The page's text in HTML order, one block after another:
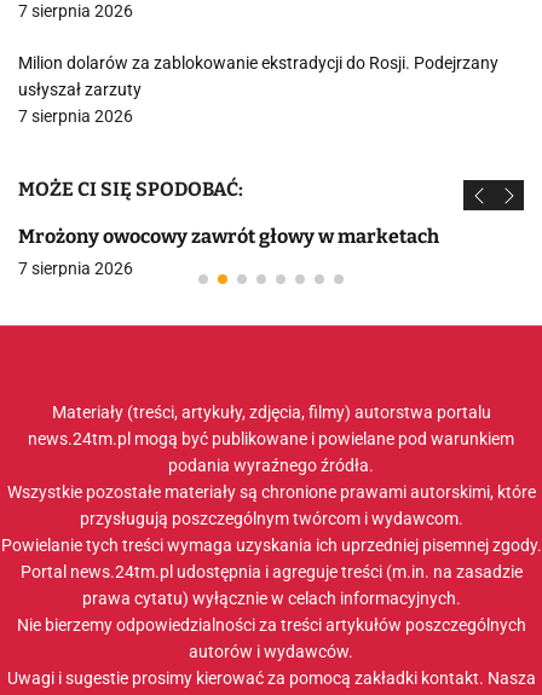
7 sierpnia 2026
Milion dolarów za zablokowanie ekstradycji do Rosji. Podejrzany
usłyszał zarzuty
7 sierpnia 2026
MOŻE CI SIĘ SPODOBAĆ:
Mrożony owocowy zawrót głowy w marketach
7 sierpnia 2026
Materiały (treści, artykuły, zdjęcia, filmy) autorstwa portalu
news.24tm.pl mogą być publikowane i powielane pod warunkiem
podania wyraźnego źródła.
Wszystkie pozostałe materiały są chronione prawami autorskimi, które
przysługują poszczególnym twórcom i wydawcom.
Powielanie tych treści wymaga uzyskania ich uprzedniej pisemnej zgody.
Portal news.24tm.pl udostępnia i agreguje treści (m.in. na zasadzie
prawa cytatu) wyłącznie w celach informacyjnych.
Nie bierzemy odpowiedzialności za treści artykułów poszczególnych
autorów i wydawców.
Uwagi i sugestie prosimy kierować za pomocą zakładki kontakt. Nasza